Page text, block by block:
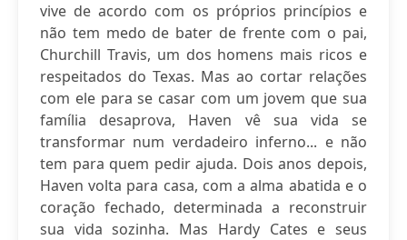
vive de acordo com os próprios princípios e
não tem medo de bater de frente com o pai,
Churchill Travis, um dos homens mais ricos e
respeitados do Texas. Mas ao cortar relações
com ele para se casar com um jovem que sua
família desaprova, Haven vê sua vida se
transformar num verdadeiro inferno... e não
tem para quem pedir ajuda. Dois anos depois,
Haven volta para casa, com a alma abatida e o
coração fechado, determinada a reconstruir
sua vida sozinha. Mas Hardy Cates e seus